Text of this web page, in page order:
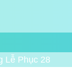
Lễ Phục 28